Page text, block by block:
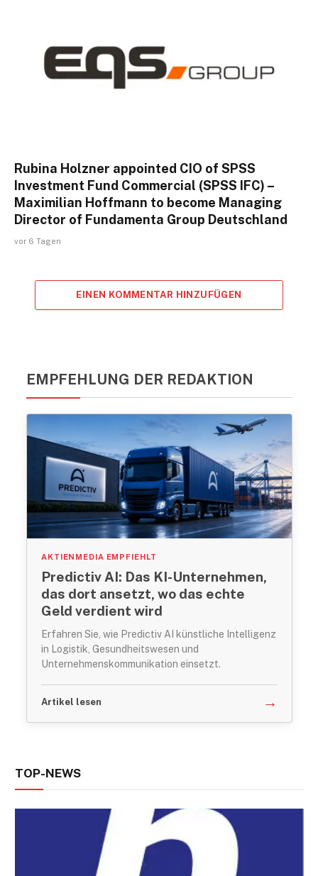
Rubina Holzner appointed CIO of SPSS
Investment Fund Commercial (SPSS IFC) –
Maximilian Hoffmann to become Managing
Director of Fundamenta Group Deutschland
vor 6 Tagen
EINEN KOMMENTAR HINZUFÜGEN
EMPFEHLUNG DER REDAKTION
AKTIENMEDIA EMPFIEHLT
Predictiv AI: Das KI-Unternehmen,
das dort ansetzt, wo das echte
Geld verdient wird
Erfahren Sie, wie Predictiv AI künstliche Intelligenz
in Logistik, Gesundheitswesen und
Unternehmenskommunikation einsetzt.
Artikel lesen →
TOP-NEWS